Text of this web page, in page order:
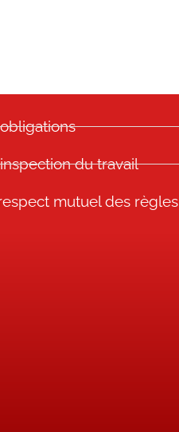
du travail
mutuel des règles